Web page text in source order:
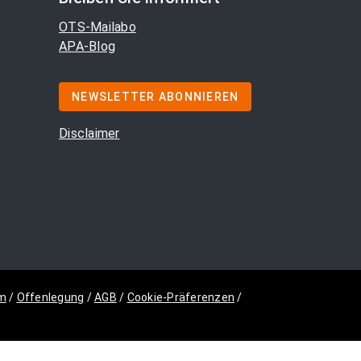
OTS-Mailabo
APA-Blog
NEWSLETTER ABONNIEREN
Disclaimer
/ Offenlegung /AGB / Cookie-Präferenzen /